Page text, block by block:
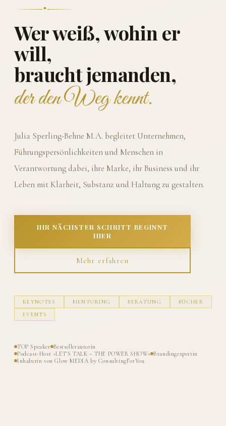
Wer weiß, wohin er
will,
braucht jemanden,
der den Weg kennt.
Julia Sperling-Behne M.A. begleitet Unternehmen,
Führungspersönlichkeiten und Menschen in
Verantwortung dabei, ihre Marke, ihr Business und ihr
Leben mit Klarheit, Substanz und Haltung zu gestalten.
IHR NÄCHSTER SCHRITT BEGINNT
HIER
Mehr erfahren
KEYNOTES MENTORING BERATUNG
BÜCHER
EVENTS
TOP Speaker Bestsellerautorin
Podcast-Host »LET'S TALK – THE POWER SHOW« Brandingexpertin
Inhaberin von Glow MEDIA by ConsultingForYou